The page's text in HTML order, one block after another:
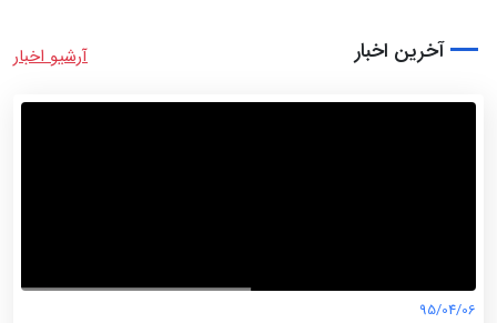
آخرین اخبار آرشیو اخبار
95/04/06